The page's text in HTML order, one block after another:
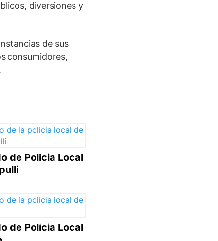
diversiones y
de sus
consumidores,
de Policia Local
de Policia Local